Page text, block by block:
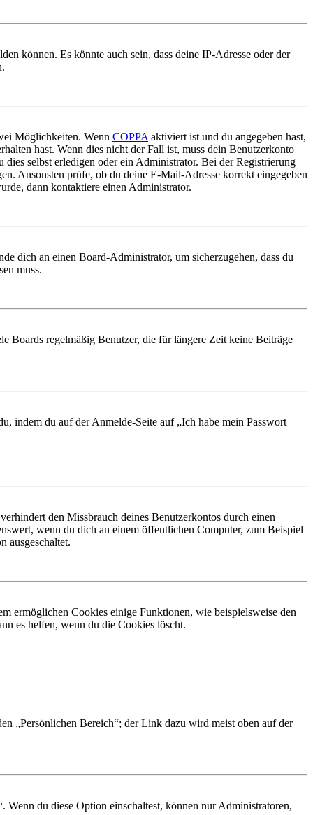
können. Es könnte auch sein, dass deine IP-Adresse oder der
Möglichkeiten. Wenn COPPA aktiviert ist und du angegeben hast,
hast. Wenn dies nicht der Fall ist, muss dein Benutzerkonto
selbst erledigen oder ein Administrator. Bei der Registrierung
Ansonsten prüfe, ob du deine E-Mail-Adresse korrekt eingegeben
dann kontaktiere einen Administrator.
dich an einen Board-Administrator, um sicherzugehen, dass du
muss.
Boards regelmäßig Benutzer, die für längere Zeit keine Beiträge
indem du auf der Anmelde-Seite auf „Ich habe mein Passwort
den Missbrauch deines Benutzerkontos durch einen
wenn du dich an einem öffentlichen Computer, zum Beispiel
ausgeschaltet.
ermöglichen Cookies einige Funktionen, wie beispielsweise den
es helfen, wenn du die Cookies löscht.
„Persönlichen Bereich“; der Link dazu wird meist oben auf der
du diese Option einschaltest, können nur Administratoren,